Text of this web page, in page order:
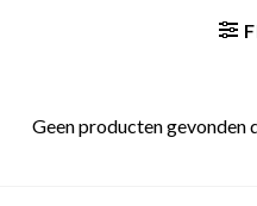
Geen producten gevonden